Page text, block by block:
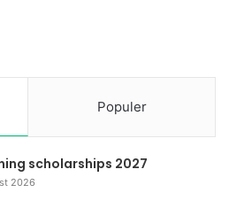
Populer
scholarships 2027
2026